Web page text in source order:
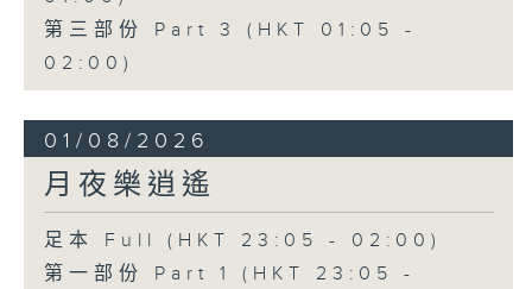
第三部份 Part 3 (HKT 01:05 -
02:00)
01/08/2026
月夜樂逍遙
足本 Full (HKT 23:05 - 02:00)
第一部份 Part 1 (HKT 23:05 -